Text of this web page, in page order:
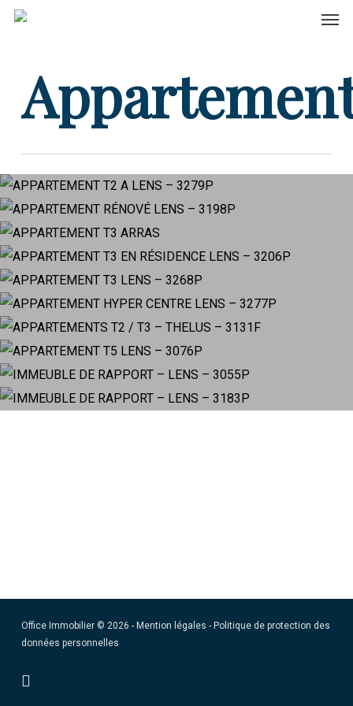
Skip
content63 000€
APPARTEMENT T2 A
LENS – 3279P
43 500€
APPARTEMENT RÉNOVÉ
LENS – 3198P
222 000€
APPARTEMENT T3 ARRAS
91 000€
APPARTEMENT T3 EN
RÉSIDENCE LENS – 3206P
188 000€
APPARTEMENT T3 LENS
– 3268P
315 000€
APPARTEMENT HYPER
CENTRE LENS – 3277P
106 000€
APPARTEMENTS T2 / T3
– THELUS – 3131F
159 000€
APPARTEMENT T5 LENS
– 3076P
90 000€
IMMEUBLE DE RAPPORT
– LENS – 3055P
195 000€
IMMEUBLE DE RAPPORT
– LENS – 3183P
Office Immobilier © 2026 - Mention légales - Politique de protection des
données personnelles
facebook